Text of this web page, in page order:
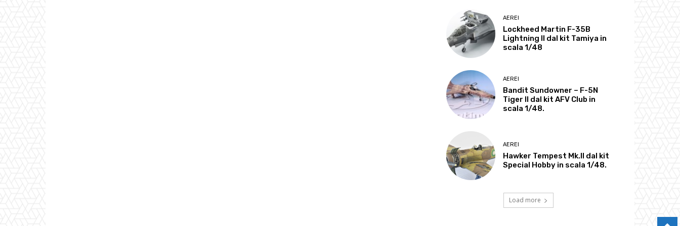
AEREI
Lockheed Martin F-35B
Lightning II dal kit Tamiya in
scala 1/48
AEREI
Bandit Sundowner – F-5N
Tiger II dal kit AFV Club in
scala 1/48.
AEREI
Hawker Tempest Mk.II dal kit
Special Hobby in scala 1/48.
Load more